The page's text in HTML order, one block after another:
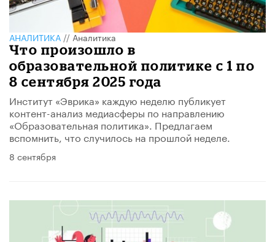
АНАЛИТИКА // Аналитика
Что произошло в
образовательной политике с 1 по
8 сентября 2025 года
Институт «Эврика» каждую неделю публикует
контент-анализ медиасферы по направлению
«Образовательная политика». Предлагаем
вспомнить, что случилось на прошлой неделе.
8 сентября